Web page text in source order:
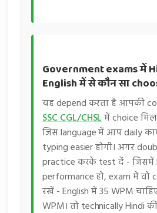
Government exams में
English में से कौन सा
यह depend करता है आपकी
SSC CGL/CHSLमें choice
जिस language में आप daily
typing easier होगी। अगर
practice करके test दें -
performance हो, exam में वो
रखें - English में 35 WPM
WPM। तो technically Hindi